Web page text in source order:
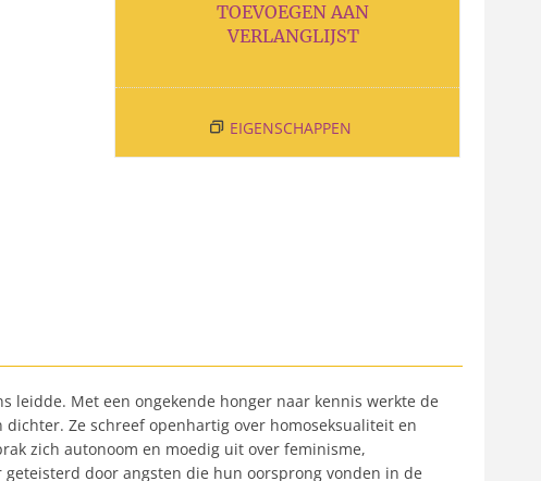
TOEVOEGEN AAN
VERLANGLIJST
EIGENSCHAPPEN
leidde. Met een ongekende honger naar kennis werkte de
Ze schreef openhartig over homoseksualiteit en
zich autonoom en moedig uit over feminisme,
door angsten die hun oorsprong vonden in de